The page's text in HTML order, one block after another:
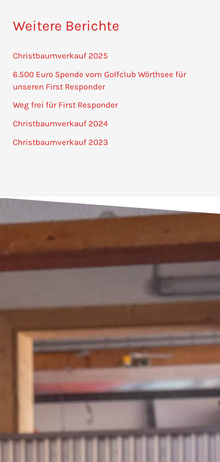
Weitere Berichte
Christbaumverkauf 2025
6.500 Euro Spende vom Golfclub Wörthsee für
unseren First Responder
Weg frei für First Responder
Christbaumverkauf 2024
Christbaumverkauf 2023